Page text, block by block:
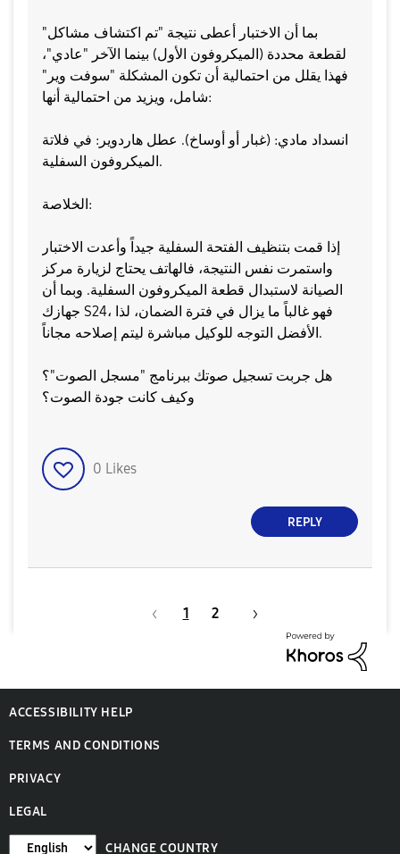
​بما أن الاختبار أعطى نتيجة "تم اكتشاف مشاكل"
لقطعة محددة (الميكروفون الأول) بينما الآخر "عادي"،
فهذا يقلل من احتمالية أن تكون المشكلة "سوفت وير"
شامل، ويزيد من احتمالية أنها:
​انسداد مادي: (غبار أو أوساخ). ​عطل هاردوير: في فلاتة
الميكروفون السفلية.
​الخلاصة:
إذا قمت بتنظيف الفتحة السفلية جيداً وأعدت الاختبار
واستمرت نفس النتيجة، فالهاتف يحتاج لزيارة مركز
الصيانة لاستبدال قطعة الميكروفون السفلية. وبما أن
جهازك S24، فهو غالباً ما يزال في فترة الضمان، لذا
الأفضل التوجه للوكيل مباشرة ليتم إصلاحه مجاناً.
​هل جربت تسجيل صوتك ببرنامج "مسجل الصوت"؟
وكيف كانت جودة الصوت؟
0 Likes
REPLY
1 2
ACCESSIBILITY HELP
TERMS AND CONDITIONS
PRIVACY
LEGAL
CHANGE COUNTRY